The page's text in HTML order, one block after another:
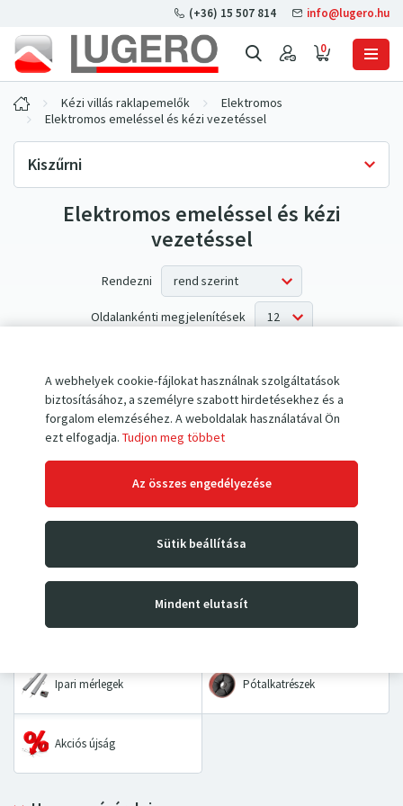
A webhelyek cookie-fájlokat használnak szolgáltatások
biztosításához, a személyre szabott hirdetésekhez és a
forgalom elemzéséhez. A weboldalak használatával Ön
ezt elfogadja. Tudjon meg többet
Az összes engedélyezése
Sütik beállítása
Mindent elutasít
0
(+36) 15 507 814 info@lugero.hu
Kézi villás raklapemelők
Elektromos
Elektromos emeléssel és kézi vezetéssel
Kiszűrni
Készlet rendelkezésre állása
Elektromos emeléssel és kézi
vezetéssel
Rendezni
Oldalankénti megjelenítések
Kézi villás raklapemelők Magasemelő targoncák
Kézikocsik padozatok
kocsik Kéziláncos emelők
Ipari mérlegek Pótalkatrészek
Akciós újság